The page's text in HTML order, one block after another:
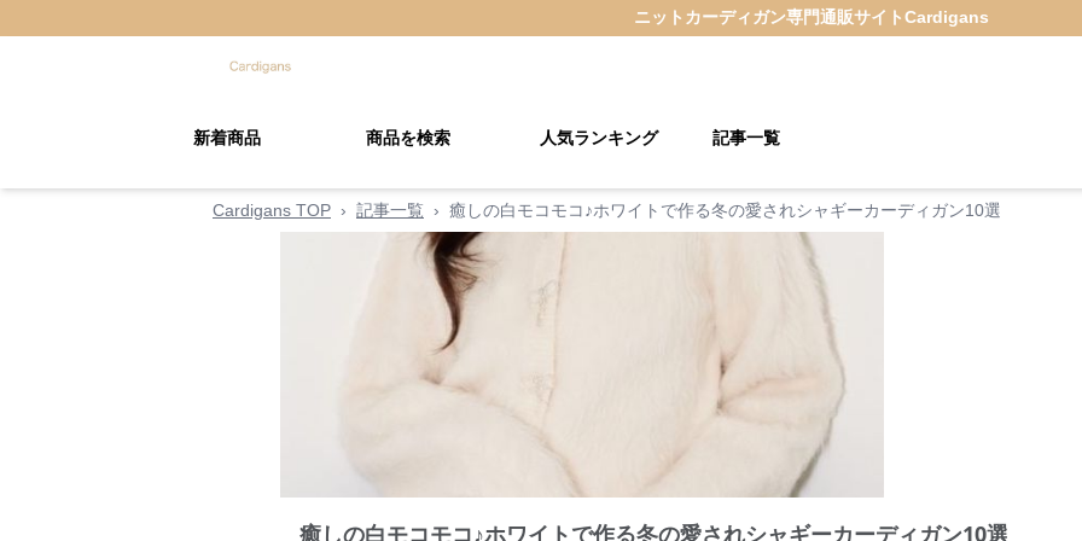
ニットカーディガン専門通販サイトCardigans
新着商品 商品を検索 人気ランキング 記事一覧
Cardigans TOP › 記事一覧 › 癒しの白モコモコ♪ホワイトで作る冬の愛されシャギーカーディガン10選
癒しの白モコモコ♪ホワイトで作る冬の愛されシャギーカーディガン10選